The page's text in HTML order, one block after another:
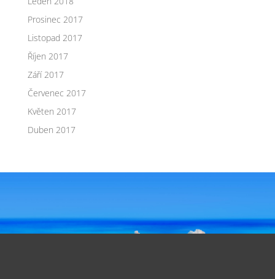
Prosinec 2017
Listopad 2017
Říjen 2017
Září 2017
Červenec 2017
Květen 2017
Duben 2017